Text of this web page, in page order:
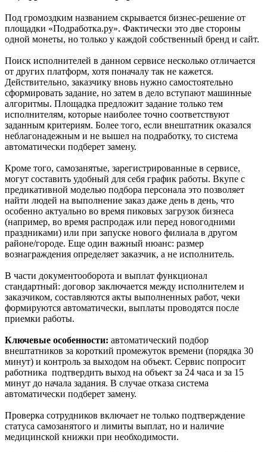
Под громоздким названием скрывается бизнес-решение от
площадки «Подработка.ру». Фактически это две стороны
одной монеты, но только у каждой собственный бренд и сайт.
Поиск исполнителей в данном сервисе несколько отличается
от других платформ, хотя поначалу так не кажется.
Действительно, заказчику вновь нужно самостоятельно
сформировать задание, но затем в дело вступают машинные
алгоритмы. Площадка предложит задание только тем
исполнителям, которые наиболее точно соответствуют
заданным критериям. Более того, если внештатник оказался
неблагонадежным и не вышел на подработку, то система
автоматически подберет замену.
Кроме того, самозанятые, зарегистрированные в сервисе,
могут составить удобный для себя график работы. Вкупе с
предикативной моделью подбора персонала это позволяет
найти людей на выполнение заказ даже день в день, что
особенно актуально во время пиковых загрузок бизнеса
(например, во время распродаж или перед новогодними
праздниками) или при запуске нового филиала в другом
районе/городе. Еще один важный нюанс: размер
вознаграждения определяет заказчик, а не исполнитель.
В части документооборота и выплат функционал
стандартный: договор заключается между исполнителем и
заказчиком, составляются акты выполненных работ, чеки
формируются автоматически, выплаты проводятся после
приемки работы.
Ключевые особенности: автоматический подбор
внештатников за короткий промежуток времени (порядка 30
минут) и контроль за выходом на объект. Сервис попросит
работника подтвердить выход на объект за 24 часа и за 15
минут до начала задания. В случае отказа система
автоматически подберет замену.
Проверка сотрудников включает не только подтверждение
статуса самозанятого и лимиты выплат, но и наличие
медицинской книжки при необходимости.